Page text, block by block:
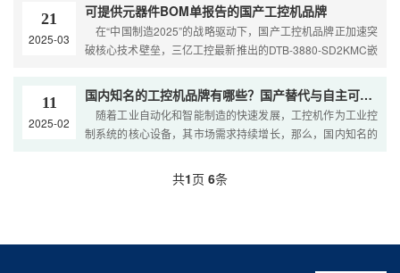
21
2025-03
可提供元器件BOM单报告的国产工控机品牌
在“中国制造2025”的战略驱动下，国产工控机品牌正加速突
破核心技术壁垒，三亿工控最新推出的DTB-3880-SD2KMC嵌
11
2025-02
国内知名的工控机品牌有哪些？国产替代与自主可控盘点
随着工业自动化和智能制造的快速发展，工控机作为工业控
制系统的核心设备，其市场需求持续增长，那么，国内知名的
共1页 6条